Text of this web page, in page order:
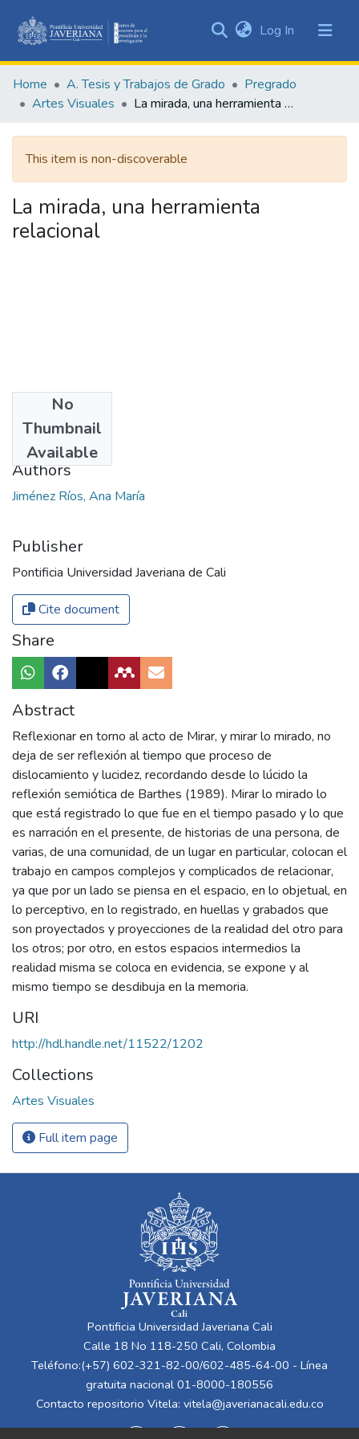
&
Collections
Statistics
Log In (current)
Home A. Tesis y Trabajos de Grado
Pregrado
Artes Visuales
La mirada, una herramienta relacional
This item is non-discoverable
La mirada, una herramienta
relacional
No
Thumbnail
Available
2017
Authors
Jiménez Ríos, Ana María
Publisher
Pontificia Universidad Javeriana de Cali
Cite document
Share
Abstract
Reflexionar en torno al acto de Mirar, y mirar lo mirado, no
deja de ser reflexión al tiempo que proceso de
dislocamiento y lucidez, recordando desde lo lúcido la
reflexión semiótica de Barthes (1989). Mirar lo mirado lo
que está registrado lo que fue en el tiempo pasado y lo que
es narración en el presente, de historias de una persona, de
varias, de una comunidad, de un lugar en particular, colocan el
trabajo en campos complejos y complicados de relacionar,
ya que por un lado se piensa en el espacio, en lo objetual, en
lo perceptivo, en lo registrado, en huellas y grabados que
son proyectados y proyecciones de la realidad del otro para
los otros; por otro, en estos espacios intermedios la
realidad misma se coloca en evidencia, se expone y al
mismo tiempo se desdibuja en la memoria.
URI
http://hdl.handle.net/11522/1202
Collections
Artes Visuales
Full item page
Pontificia Universidad Javeriana Cali
Calle 18 No 118-250 Cali, Colombia
Teléfono:(+57) 602-321-82-00/602-485-64-00 - Línea
gratuita nacional 01-8000-180556
Contacto repositorio Vitela: vitela@javerianacali.edu.co